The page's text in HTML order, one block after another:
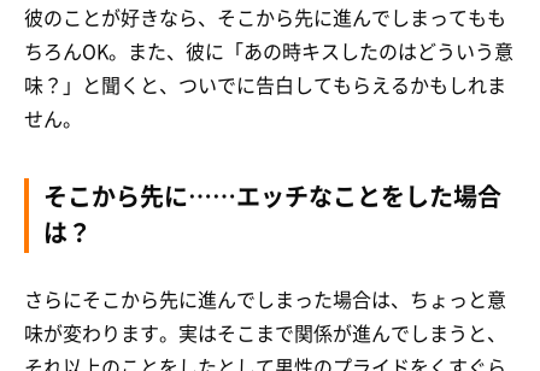
彼のことが好きなら、そこから先に進んでしまってもも
ちろんOK。また、彼に「あの時キスしたのはどういう意
味？」と聞くと、ついでに告白してもらえるかもしれま
せん。
そこから先に……エッチなことをした場合
は？
さらにそこから先に進んでしまった場合は、ちょっと意
味が変わります。実はそこまで関係が進んでしまうと、